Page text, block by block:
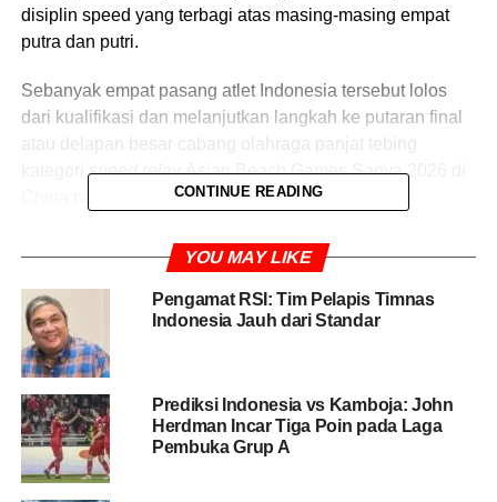
disiplin speed yang terbagi atas masing-masing empat
putra dan putri.
Sebanyak empat pasang atlet Indonesia tersebut lolos
dari kualifikasi dan melanjutkan langkah ke putaran final
atau delapan besar cabang olahraga panjat tebing
kategorispeed relayAsian Beach Games Sanya 2026 di
China pada Rabu (29siang.
Berdasarkan statistik penyelenggara, empat pasang atlet
itu terdiri atas masing-masing dua pasang untuk sektor
putra maupun putri.
Untuk kategori putra, pasangan Raharjati
Nursamsa/Antasyafi Robby Al Hilmi mengemas total
waktu terbaik 10,14 detik dan menempati peringkat
pertama kualifikasi yang berlangsung di Tianya Haijiao
Venue Cluster.
CONTINUE READING
YOU MAY LIKE
Pengamat RSI: Tim Pelapis Timnas
Indonesia Jauh dari Standar
Prediksi Indonesia vs Kamboja: John
Herdman Incar Tiga Poin pada Laga
Pembuka Grup A